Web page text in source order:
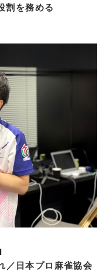
割を務める
／日本プロ麻雀協会